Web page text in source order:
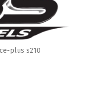
plus s210